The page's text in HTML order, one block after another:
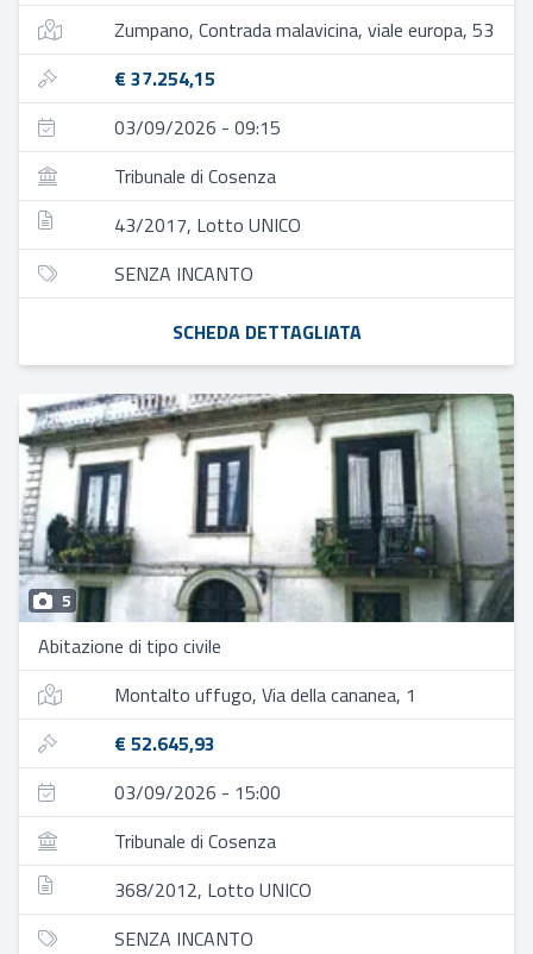
Zumpano, Contrada malavicina, viale europa, 53
€ 37.254,15
03/09/2026 - 09:15
Tribunale di Cosenza
43/2017, Lotto UNICO
SENZA INCANTO
SCHEDA DETTAGLIATA
5
Abitazione di tipo civile
Montalto uffugo, Via della cananea, 1
€ 52.645,93
03/09/2026 - 15:00
Tribunale di Cosenza
368/2012, Lotto UNICO
SENZA INCANTO